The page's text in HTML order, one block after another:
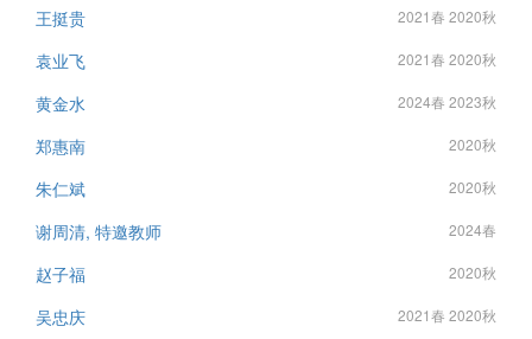
王挺贵 2021春 2020秋
袁业飞 2021春 2020秋
黄金水 2024春 2023秋
郑惠南 2020秋
朱仁斌 2020秋
谢周清, 特邀教师 2024春
赵子福 2020秋
吴忠庆 2021春 2020秋